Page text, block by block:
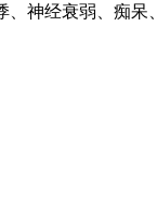
神经衰弱、痴呆